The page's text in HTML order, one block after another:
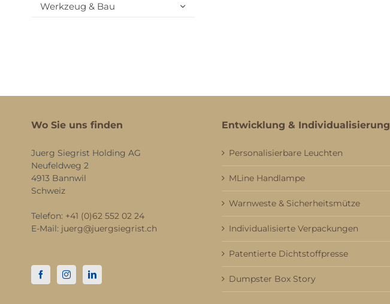
Werkzeug & Bau
Wo Sie uns finden
Juerg Siegrist Holding AG
Neufeldweg 2
4913 Bannwil
Schweiz
Telefon: +41 (0)62 552 02 24
E-Mail: juerg@juergsiegrist.ch
Entwicklung & Individualisierung
Personalisierbare Leuchten
MLine Handlampe
Warnweste & Sicherheitsmütze
Individualisierte Verpackungen
Patentierte Dichtstoffpresse
Dumpster Box Story